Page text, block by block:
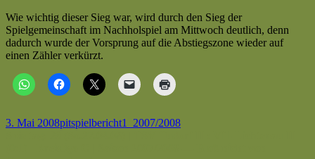
2007/2008
—
Wichtiger
Wie wichtig dieser Sieg war, wird durch den Sieg der
Spielgemeinschaft im Nachholspiel am Mittwoch deutlich, denn
dadurch wurde der Vorsprung auf die Abstiegszone wieder auf
einen Zähler verkürzt.
Veröffentlicht
3. Mai 2008Autor
pitKategorien
spielberichtSchlagwörter
1_2007/2008